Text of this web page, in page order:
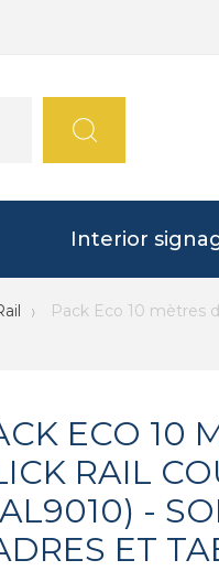
Interior
Pack Eco 10 mètres
ECO 10
RAIL
-
ET